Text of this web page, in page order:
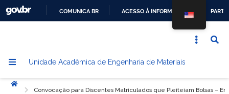
CONTEÚDO
COMUNICA BR ACESSO À INFORMAÇÃO
Unidade Acadêmica de Engenharia de Materiais
Início
Convocação para Discentes Matriculados que Pleiteiam Bolsas –